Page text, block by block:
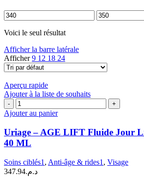
Prix
min
Prix
max
Voici le seul résultat
Afficher la barre latérale
Afficher9 12 18 24
Aperçu rapide
Ajouter à la liste de souhaits
quantité
de
–
AGE
LIFT
Jour
Lissant
Ajouter au panier
Uriage – AGE LIFT Fluide Jour
40 ML
Soins ciblés1 , Anti-âge & rides1 , Visage
د.م.347.94